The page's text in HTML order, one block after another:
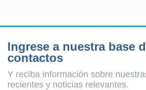
Ingrese a nuestra base
contactos
Y reciba información sobre
recientes y noticias relevantes.